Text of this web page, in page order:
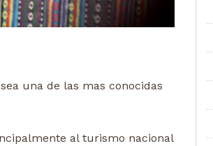
una de las mas conocidas
al turismo nacional